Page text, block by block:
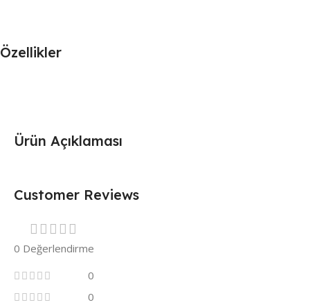
Ürün Açıklaması
Özellikler
Customer Reviews
0 Değerlendirme
0
0